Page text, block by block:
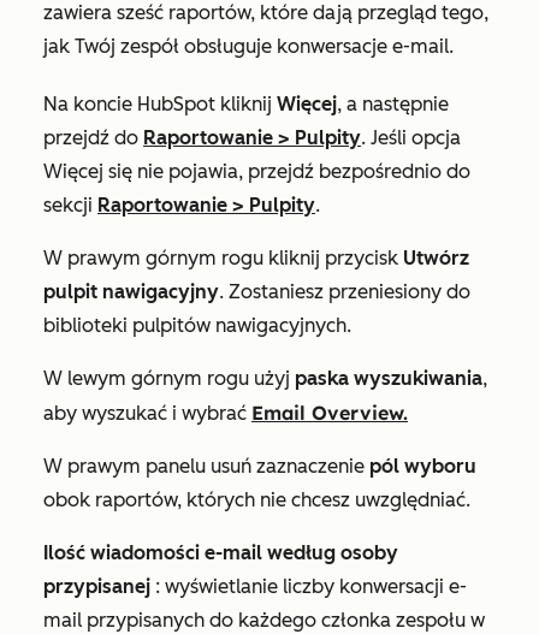
zawiera sześć raportów, które dają przegląd tego,
jak Twój zespół obsługuje konwersacje e-mail.
Na koncie HubSpot kliknij Więcej, a następnie
przejdź do Raportowanie > Pulpity. Jeśli opcja
Więcej się nie pojawia, przejdź bezpośrednio do
sekcji Raportowanie > Pulpity.
W prawym górnym rogu kliknij przycisk Utwórz
pulpit nawigacyjny. Zostaniesz przeniesiony do
biblioteki pulpitów nawigacyjnych.
W lewym górnym rogu użyj paska wyszukiwania,
aby wyszukać i wybrać Email Overview.
W prawym panelu usuń zaznaczenie pól wyboru
obok raportów, których nie chcesz uwzględniać.
Ilość wiadomości e-mail według osoby
przypisanej : wyświetlanie liczby konwersacji e-
mail przypisanych do każdego członka zespołu w